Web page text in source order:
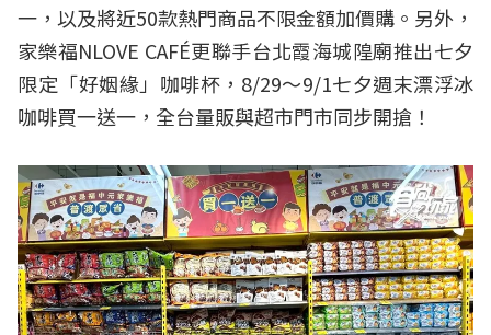
一，以及將近50款熱門商品不限金額加價購。另外，
家樂福NLOVE CAFÉ更聯手台北霞海城隍廟推出七夕
限定「好姻緣」咖啡杯，8/29～9/1七夕週末漂浮冰
咖啡買一送一，全台量販與超市門市同步開搶！